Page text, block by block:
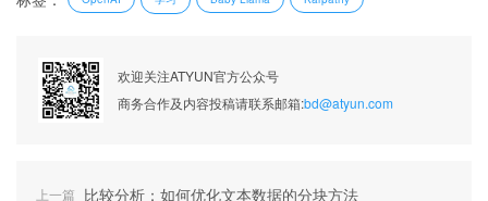
欢迎关注ATYUN官方公众号
商务合作及内容投稿请联系邮箱:bd@atyun.com
上一篇 比较分析：如何优化文本数据的分块方法